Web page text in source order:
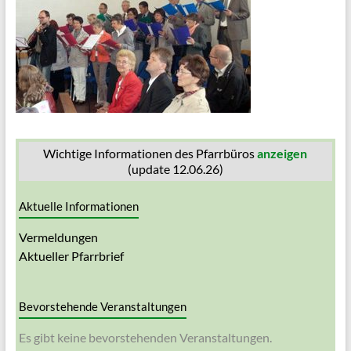
Wichtige Informationen des Pfarrbürosanzeigen
(update 12.06.26)
Aktuelle Informationen
Vermeldungen
Aktueller Pfarrbrief
Bevorstehende Veranstaltungen
Es gibt keine bevorstehenden Veranstaltungen.